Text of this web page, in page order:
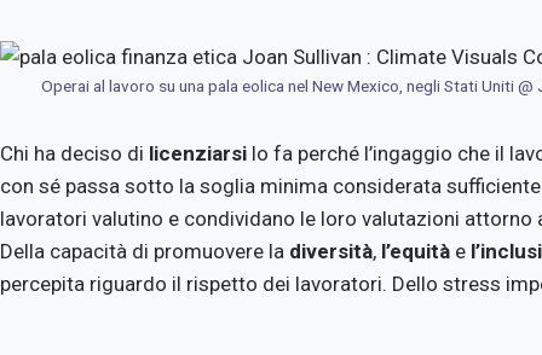
Operai al lavoro su una pala eolica nel New Mexico, negli Stati Uniti
Chi ha deciso di licenziarsi lo fa perché l’ingaggio che il
con sé passa sotto la soglia minima considerata
lavoratori valutino e condividano le loro valutazioni attorno
Della capacità di promuovere la diversità, l’equità e
percepita riguardo il rispetto dei lavoratori. Dello stress